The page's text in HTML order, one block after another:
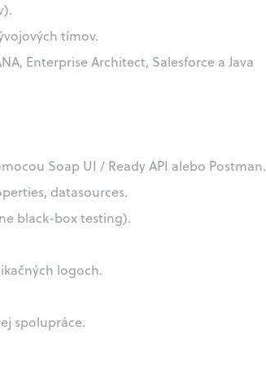
tímov.
Enterprise Architect, Salesforce a Java
Soap UI / Ready API alebo Postman.
datasources.
black-box testing).
logoch.
spolupráce.